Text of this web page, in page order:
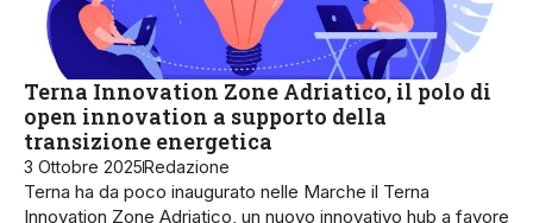
Terna Innovation Zone Adriatico, il polo di
open innovation a supporto della
transizione energetica
3 Ottobre 2025Redazione
Terna ha da poco inaugurato nelle Marche il Terna
Innovation Zone Adriatico, un nuovo innovativo hub a favore